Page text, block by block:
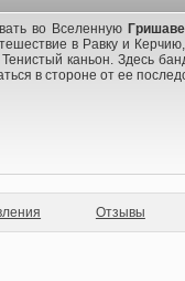
во Вселенную
в Равку и
каньон. Здесь
в стороне от ее
Отзывы